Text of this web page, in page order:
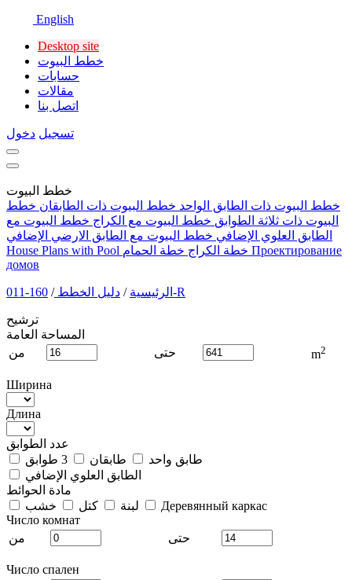
English
Desktop site
خطط البيوت
حسابات
مقالات
اتصل بنا
تسجيل دخول
خطط البيوت
خطط البيوت ذات الطابق الواحد خطط البيوت ذات الطابقان خطط
البيوت ذات ثلاثة الطوابق خطط البيوت مع الكراج خطط البيوت مع
الطابق العلوي الإضافي خطط البيوت مع الطابق الارضي الإضافي
House Plans with Pool
خطة الكراج خطة الحمام
Проектирование
домов
الرئيسية / دليل الخطط / 160-011-R
ترشيح
المساحة العامة
من
حتى m2
Ширина
Длина
عدد الطوابق
طابق واحد
طابقان
الطابق العلوي الإضافي
مادة الحوائط
لبنة
كتل خشب
Деревянный каркас
Число комнат
من
حتى
Число спален